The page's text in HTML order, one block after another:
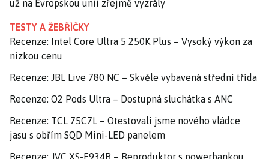
už na Evropskou unii zřejmě vyzrály
TESTY A ŽEBŘÍČKY
Recenze: Intel Core Ultra 5 250K Plus – Vysoký výkon za
nízkou cenu
Recenze: JBL Live 780 NC – Skvěle vybavená střední třída
Recenze: O2 Pods Ultra – Dostupná sluchátka s ANC
Recenze: TCL 75C7L – Otestovali jsme nového vládce
jasu s obřím SQD Mini-LED panelem
Recenze: JVC XS-E934B – Reproduktor s powerbankou